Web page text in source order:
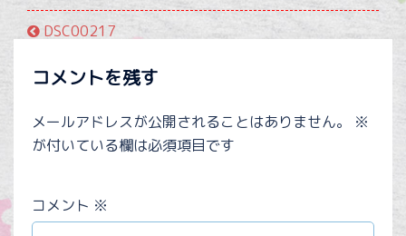
ゲ
ー
シ
ョ
ン
DSC00217
コメントを残す
メールアドレスが公開されることはありません。
※
が付いている欄は必須項目です
コメント ※